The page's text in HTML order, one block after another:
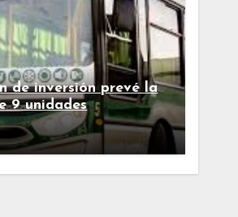
de inversión prevé la
9 unidades